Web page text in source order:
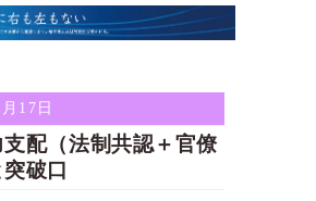
17日
支配（法制共認＋官僚
破口